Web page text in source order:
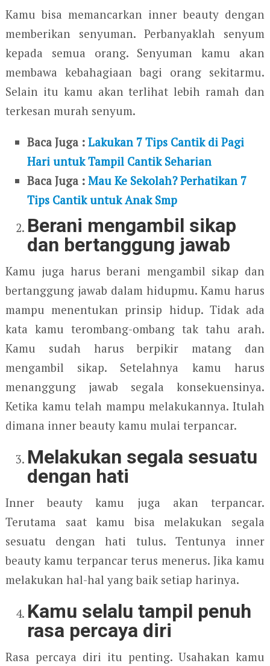
Kamu bisa memancarkan inner beauty dengan
memberikan senyuman. Perbanyaklah senyum
kepada semua orang. Senyuman kamu akan
membawa kebahagiaan bagi orang sekitarmu.
Selain itu kamu akan terlihat lebih ramah dan
terkesan murah senyum.
Baca Juga :Lakukan 7 Tips Cantik di Pagi
Hari untuk Tampil Cantik Seharian
Baca Juga :Mau Ke Sekolah? Perhatikan 7
Tips Cantik untuk Anak Smp
Berani mengambil sikap
dan bertanggung jawab
Kamu juga harus berani mengambil sikap dan
bertanggung jawab dalam hidupmu. Kamu harus
mampu menentukan prinsip hidup. Tidak ada
kata kamu terombang-ombang tak tahu arah.
Kamu sudah harus berpikir matang dan
mengambil sikap. Setelahnya kamu harus
menanggung jawab segala konsekuensinya.
Ketika kamu telah mampu melakukannya. Itulah
dimana inner beauty kamu mulai terpancar.
Melakukan segala sesuatu
dengan hati
Inner beauty kamu juga akan terpancar.
Terutama saat kamu bisa melakukan segala
sesuatu dengan hati tulus. Tentunya inner
beauty kamu terpancar terus menerus. Jika kamu
melakukan hal-hal yang baik setiap harinya.
Kamu selalu tampil penuh
rasa percaya diri
Rasa percaya diri itu penting. Usahakan kamu